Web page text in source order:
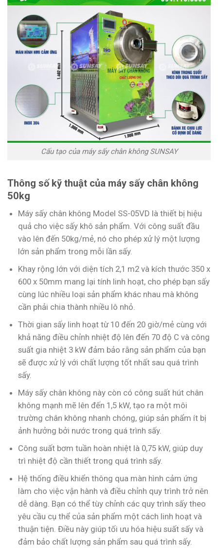
Cấu tạo của máy sấy chân không SUNSAY
Thông số kỹ thuật của máy sấy chân không
50kg
Máy sấy chân không Model SS-05VD là thiết bị hiệu
quả cho việc sấy khô sản phẩm. Với công suất đầu
vào lên đến 50kg/mẻ, nó cho phép xử lý một lượng
lớn sản phẩm trong mỗi lần sấy.
Khay rộng lớn với diện tích 2,1 m2 và kích thước 350 x
600 x 50mm mang lại tính linh hoạt, cho phép bạn sấy
cùng lúc nhiều loại sản phẩm khác nhau mà không
cần phải chia thành nhiều lô nhỏ.
Thời gian sấy linh hoạt từ 10 đến 20 giờ/mẻ cùng với
khả năng điều chỉnh nhiệt độ lên đến 70 độ C và công
suất gia nhiệt 3 kW đảm bảo rằng sản phẩm của bạn
sẽ được xử lý với chất lượng tốt nhất sau quá trình
sấy.
Máy sấy chân không này còn có công suất hút chân
không mạnh mẽ lên đến 1,5 kW, tạo ra một môi
trường chân không nhanh chóng, giúp sản phẩm ít bị
ảnh hưởng bởi nước trong quá trình sấy.
Công suất bơm tuần hoàn nhiệt là 0,75 kW, giúp duy
trì nhiệt độ cần thiết trong quá trình sấy.
Hệ thống điều khiển thông qua màn hình cảm ứng
làm cho việc vận hành và điều chỉnh quy trình trở nên
dễ dàng. Bạn có thể tùy chỉnh các quy trình sấy theo
yêu cầu cụ thể của sản phẩm một cách linh hoạt và
thuận tiện. Điều này giúp tối ưu hóa hiệu suất sấy và
đảm bảo chất lượng sản phẩm sau quá trình sấy.